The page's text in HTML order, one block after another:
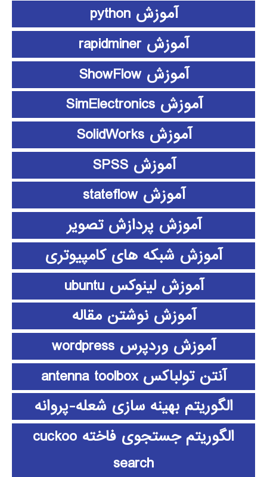
آموزش python
آموزش rapidminer
آموزش ShowFlow
آموزش SimElectronics
آموزش SolidWorks
آموزش SPSS
آموزش stateflow
آموزش پردازش تصویر
آموزش شبکه های کامپیوتری
آموزش لینوکس ubuntu
آموزش نوشتن مقاله
آموزش وردپرس wordpress
آنتن تولباکس antenna toolbox
الگوریتم بهینه سازی شعله-پروانه
الگوریتم جستجوی فاخته cuckoo
search